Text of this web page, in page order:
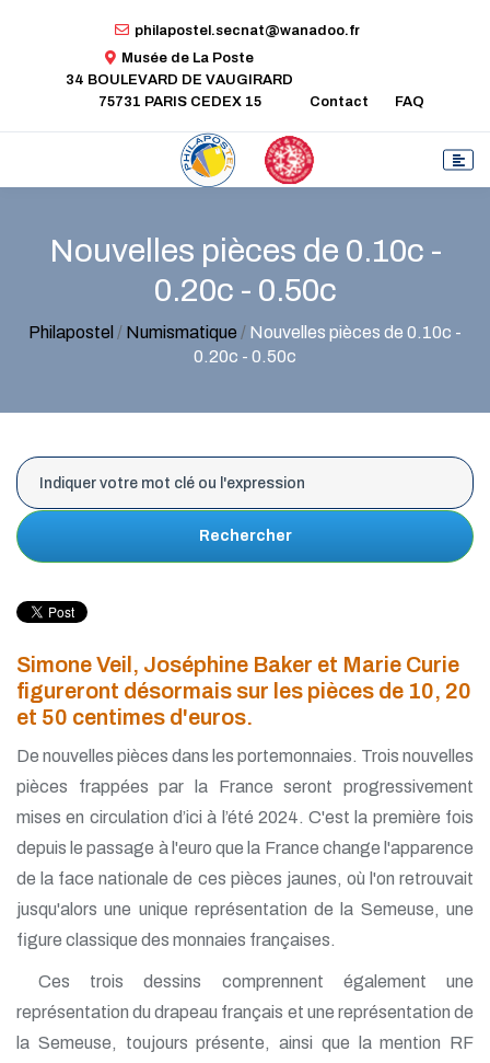
philapostel.secnat@wanadoo.fr
Musée de La Poste
34 BOULEVARD DE VAUGIRARD
75731 PARIS CEDEX 15
Contact FAQ
Nouvelles pièces de 0.10c -
0.20c - 0.50c
Philapostel / Numismatique / Nouvelles pièces de 0.10c -
0.20c - 0.50c
Rechercher
Simone Veil, Joséphine Baker et Marie Curie
figureront désormais sur les pièces de 10, 20
et 50 centimes d'euros.
De nouvelles pièces dans les portemonnaies. Trois nouvelles
pièces frappées par la France seront progressivement
mises en circulation d’ici à l’été 2024. C'est la première fois
depuis le passage à l'euro que la France change l'apparence
de la face nationale de ces pièces jaunes, où l'on retrouvait
jusqu'alors une unique représentation de la Semeuse, une
figure classique des monnaies françaises.
Ces trois dessins comprennent également une
représentation du drapeau français et une représentation de
la Semeuse, toujours présente, ainsi que la mention RF